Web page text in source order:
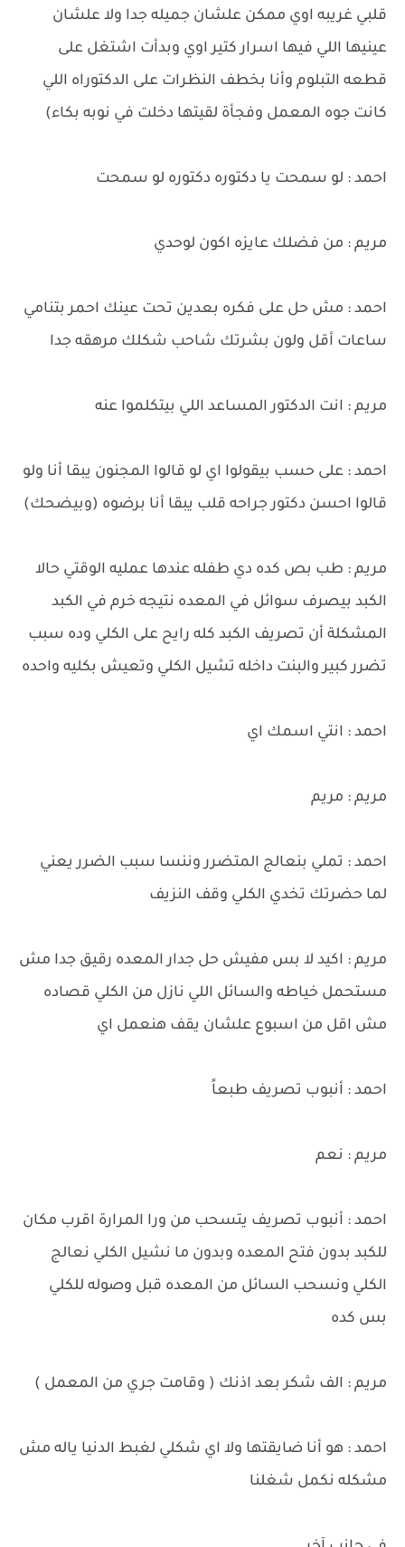
قلبي غريبه اوي ممكن علشان جميله جدا ولا علشان
عينيها اللي فيها اسرار كتير اوي وبدأت اشتغل على
قطعه التبلوم وأنا بخطف النظرات على الدكتوراه اللي
كانت جوه المعمل وفجأة لقيتها دخلت في نوبه بكاء)
احمد : لو سمحت يا دكتوره دكتوره لو سمحت
مريم : من فضلك عايزه اكون لوحدي
احمد : مش حل على فكره بعدين تحت عينك احمر بتنامي
ساعات أقل ولون بشرتك شاحب شكلك مرهقه جدا
مريم : انت الدكتور المساعد اللي بيتكلموا عنه
احمد : على حسب بيقولوا اي لو قالوا المجنون يبقا أنا ولو
قالوا احسن دكتور جراحه قلب يبقا أنا برضوه (وبيضحك)
مريم : طب بص كده دي طفله عندها عمليه الوقتي حالا
الكبد بيصرف سوائل في المعده نتيجه خرم في الكبد
المشكلة أن تصريف الكبد كله رايح على الكلي وده سبب
تضرر كبير والبنت داخله تشيل الكلي وتعيش بكليه واحده
احمد : انتي اسمك اي
مريم : مريم
احمد : تملي بنعالج المتضرر وننسا سبب الضرر يعني
لما حضرتك تخدي الكلي وقف النزيف
مريم : اكيد لا بس مفيش حل جدار المعده رقيق جدا مش
مستحمل خياطه والسائل اللي نازل من الكلي قصاده
مش اقل من اسبوع علشان يقف هنعمل اي
احمد : أنبوب تصريف طبعاً
مريم : نعم
احمد : أنبوب تصريف يتسحب من ورا المرارة اقرب مكان
للكبد بدون فتح المعده وبدون ما نشيل الكلي نعالج
الكلي ونسحب السائل من المعده قبل وصوله للكلي
بس كده
مريم : الف شكر بعد اذنك ( وقامت جري من المعمل )
احمد : هو أنا ضايقتها ولا اي شكلي لغبط الدنيا ياله مش
مشكله نكمل شغلنا